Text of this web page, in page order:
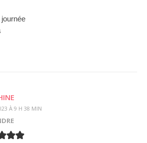
journée
À 9 H 38 MIN